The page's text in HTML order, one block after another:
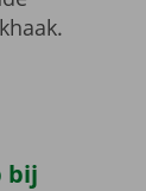
bij